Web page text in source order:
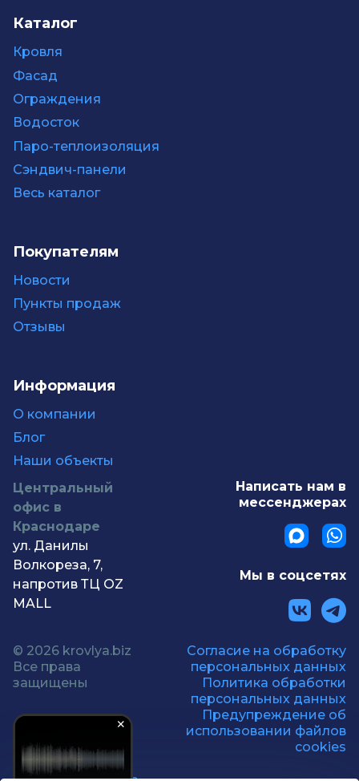
Каталог
Кровля
Фасад
Ограждения
Водосток
Паро-теплоизоляция
Сэндвич-панели
Весь каталог
Покупателям
Новости
Пункты продаж
Отзывы
Информация
О компании
Блог
Наши объекты
Центральный
офис в
Краснодаре
ул. Данилы
Волкореза, 7,
напротив ТЦ OZ
MALL
Написать нам в
мессенджерах
Мы в соцсетях
© 2026 krovlya.biz
Все права
защищены
Согласие на обработку
персональных данных
Политика обработки
персональных данных
Предупреждение об
использовании файлов
cookies